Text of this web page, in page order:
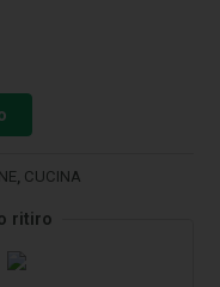
CUCINA
ritiro